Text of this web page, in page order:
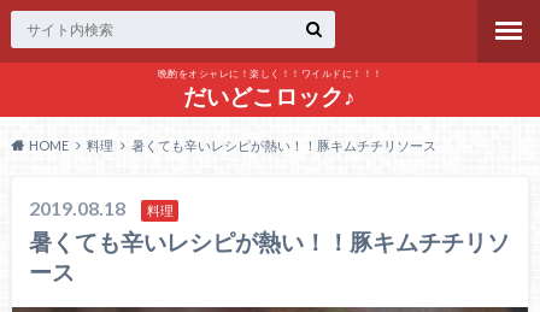
晩酌をオシャレに！楽しく！！ワイルドに！！！
だいどこロック♪
HOME 料理 暑くても辛いレシピが熱い！！豚キムチチリソース
2019.08.18 料理
暑くても辛いレシピが熱い！！豚キムチチリソ
ース